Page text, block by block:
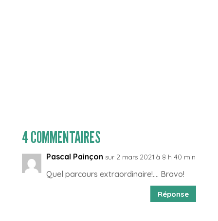
4 COMMENTAIRES
Pascal Painçon sur 2 mars 2021 à 8 h 40 min
Quel parcours extraordinaire!…. Bravo!
Réponse